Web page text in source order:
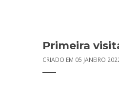
Primeira
CRIADO EM 05 JANEIRO